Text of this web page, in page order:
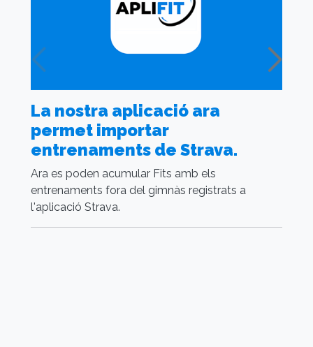
La nostra aplicació ara
permet importar
entrenaments de Strava.
Ara es poden acumular Fits amb els
entrenaments fora del gimnàs registrats a
l'aplicació Strava.